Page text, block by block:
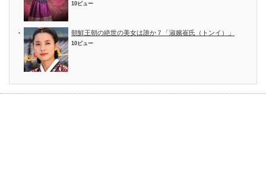
10ビュー
朝鮮王朝の絶世の美女は誰か７「淑嬪崔氏（トンイ）」
10ビュー